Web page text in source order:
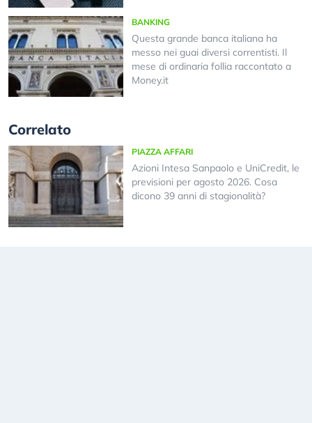
BANKING
Questa grande banca italiana ha
messo nei guai diversi correntisti. Il
mese di ordinaria follia raccontato a
Money.it
Correlato
PIAZZA AFFARI
Azioni Intesa Sanpaolo e UniCredit, le
previsioni per agosto 2026. Cosa
dicono 39 anni di stagionalità?